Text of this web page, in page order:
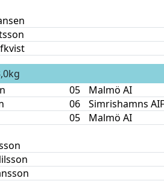
05 Malmö AI
06 Simrishamns AIF
05 Malmö AI